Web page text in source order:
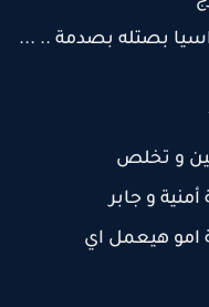
بصتله بصدمة .. ...
و تخلص
و جابر
هيعمل اي